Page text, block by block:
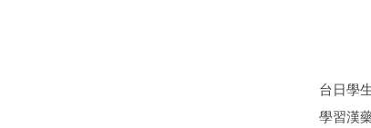
台日學
學習漢